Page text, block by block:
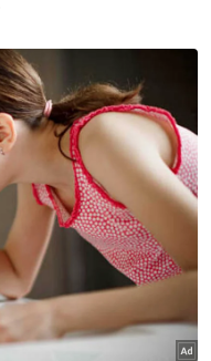
Kawalan Bomba.
E-Mel setiap